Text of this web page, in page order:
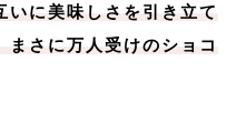
いに美味しさを引き立て
さに万人受けのショコ